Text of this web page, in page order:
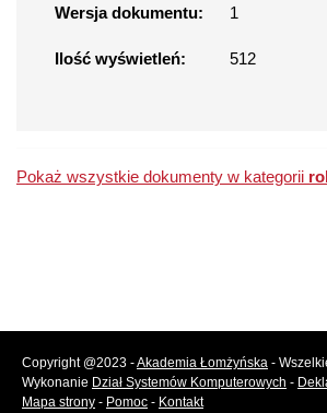
Wersja dokumentu: 1
Ilość wyświetleń: 512
Pokaż wszystkie dokumenty w kategorii
Copyright @2023 -Akademia Łomżyńska -
Wykonanie Dział Systemów Komputerowych -
Mapa strony - Pomoc - Kontakt